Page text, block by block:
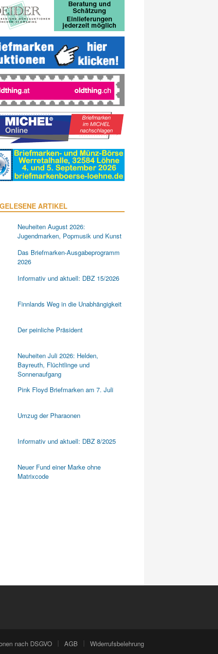
ARTIKEL
Neuheiten August 2026:
Jugendmarken, Popmusik und Kunst
Das Briefmarken-Ausgabeprogramm
2026
Informativ und aktuell: DBZ 15/2026
Finnlands Weg in die Unabhängigkeit
Der peinliche Präsident
Neuheiten Juli 2026: Helden,
Bayreuth, Flüchtlinge und
Sonnenaufgang
Pink Floyd Briefmarken am 7. Juli
Umzug der Pharaonen
Informativ und aktuell: DBZ 8/2025
Neuer Fund einer Marke ohne
Matrixcode
nach DSGVO AGB Widerrufsbelehrung